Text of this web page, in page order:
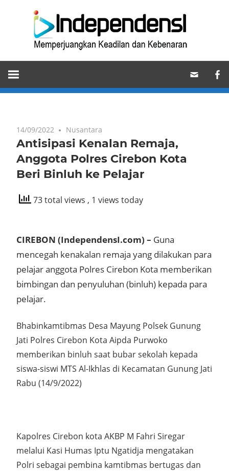
Memperjuangkan
Keadilan
dan
14/09/2022 Nusantara
Antisipasi Kenalan Remaja,
Anggota Polres Cirebon Kota
Beri Binluh ke Pelajar
73 total views , 1 views today
CIREBON (IndependensI.com) – Guna
mencegah kenakalan remaja yang dilakukan para
pelajar anggota Polres Cirebon Kota memberikan
bimbingan dan penyuluhan (binluh) kepada para
pelajar.
Bhabinkamtibmas Desa Mayung Polsek Gunung
Jati Polres Cirebon Kota Aipda Purwoko
memberikan binluh saat bubar sekolah kepada
siswa-siswi MTS Al-Ikhlas di Kecamatan Gunung Jati
Rabu (14/9/2022)
Kapolres Cirebon kota AKBP M Fahri Siregar
melalui Kasi Humas Iptu Ngatidja mengatakan
Polri sebagai pembina kamtibmas bertugas dan